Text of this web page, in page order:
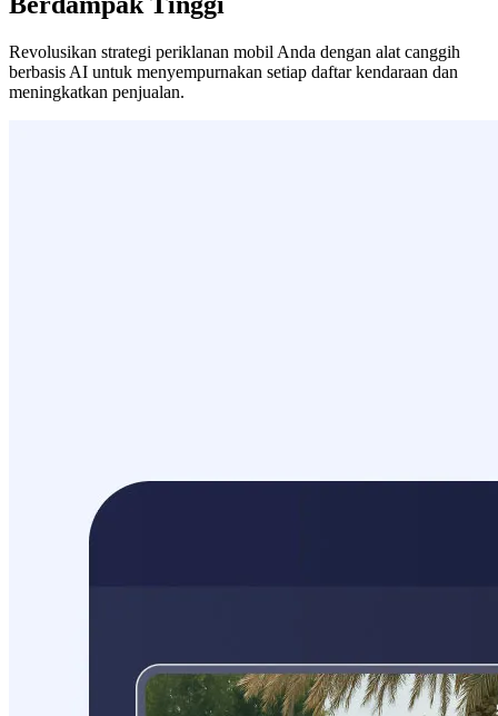
Revolusikan strategi periklanan mobil Anda dengan alat canggih
berbasis AI untuk menyempurnakan setiap daftar kendaraan dan
meningkatkan penjualan.